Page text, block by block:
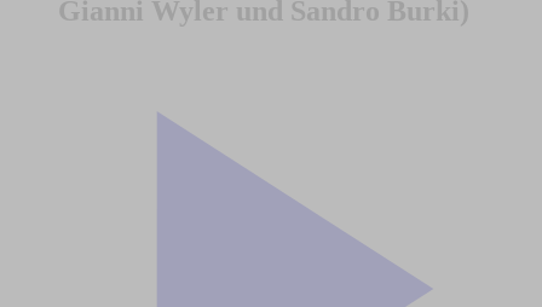
Gianni Wyler und Sandro Burki)